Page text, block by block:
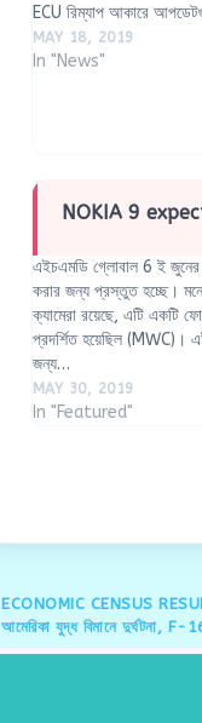
ECU রিম্যাপ আকারে
MAY 18, 2019
In "News"
NOKIA 9
এইচএমডি গ্লোবাল 6 ই জুনের
করার জন্য প্রস্তুত হচ্ছে। মনে
ক্যামেরা রয়েছে, এটি একটি
প্রদর্শিত হয়েছিল (MWC)।
জন্য…
MAY 30, 2019
In "Featured"
ECONOMIC CENSUS
আমেরিকা যুদ্ধ বিমানে দুর্ঘটনা, F-